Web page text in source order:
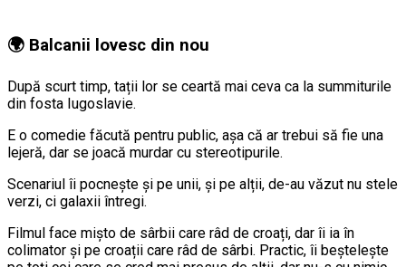
🌍 Balcanii lovesc din nou
După scurt timp, tații lor se ceartă mai ceva ca la summiturile
din fosta Iugoslavie.
E o comedie făcută pentru public, așa că ar trebui să fie una
lejeră, dar se joacă murdar cu stereotipurile.
Scenariul îi pocnește și pe unii, și pe alții, de-au văzut nu stele
verzi, ci galaxii întregi.
Filmul face mișto de sârbii care râd de croați, dar îi ia în
colimator și pe croații care râd de sârbi. Practic, îi beștelește